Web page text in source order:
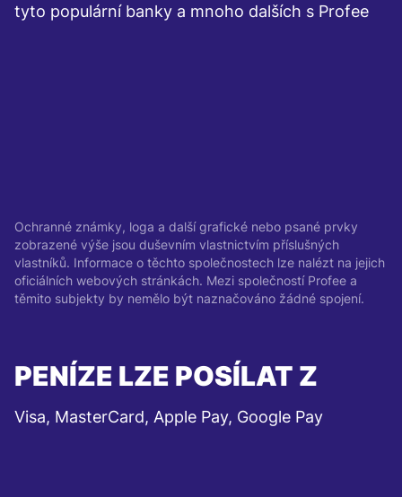
tyto populární banky a mnoho dalších s Profee
Ochranné známky, loga a další grafické nebo psané prvky
zobrazené výše jsou duševním vlastnictvím příslušných
vlastníků. Informace o těchto společnostech lze nalézt na jejich
oficiálních webových stránkách. Mezi společností Profee a
těmito subjekty by nemělo být naznačováno žádné spojení.
PENÍZE LZE POSÍLAT Z
Visa, MasterCard, Apple Pay, Google Pay